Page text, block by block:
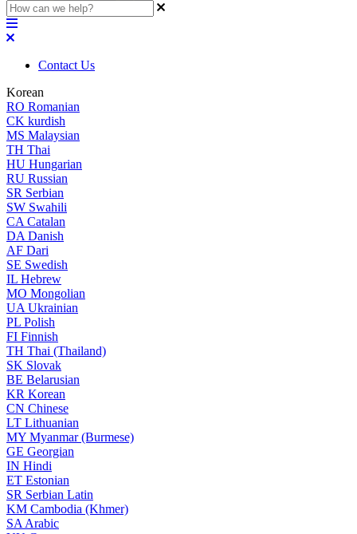
Contact Us
Korean
RO Romanian
CK kurdish
MS Malaysian
TH Thai
HU Hungarian
RU Russian
SR Serbian
SW Swahili
CA Catalan
DA Danish
AF Dari
SE Swedish
IL Hebrew
MO Mongolian
UA Ukrainian
PL Polish
FI Finnish
TH Thai (Thailand)
SK Slovak
BE Belarusian
KR Korean
CN Chinese
LT Lithuanian
MY Myanmar (Burmese)
GE Georgian
IN Hindi
ET Estonian
SR Serbian Latin
KM Cambodia (Khmer)
SA Arabic